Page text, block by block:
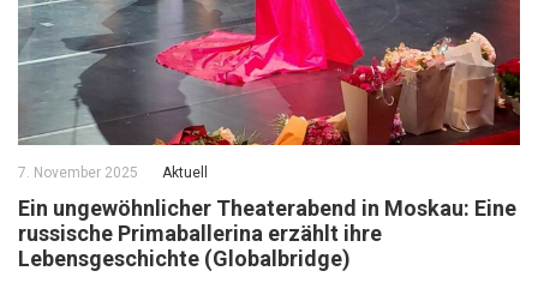
7. November 2025 Aktuell
Ein ungewöhnlicher Theaterabend in Moskau: Eine
russische Primaballerina erzählt ihre
Lebensgeschichte (Globalbridge)